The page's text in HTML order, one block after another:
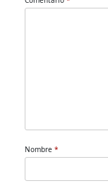
Nombre *